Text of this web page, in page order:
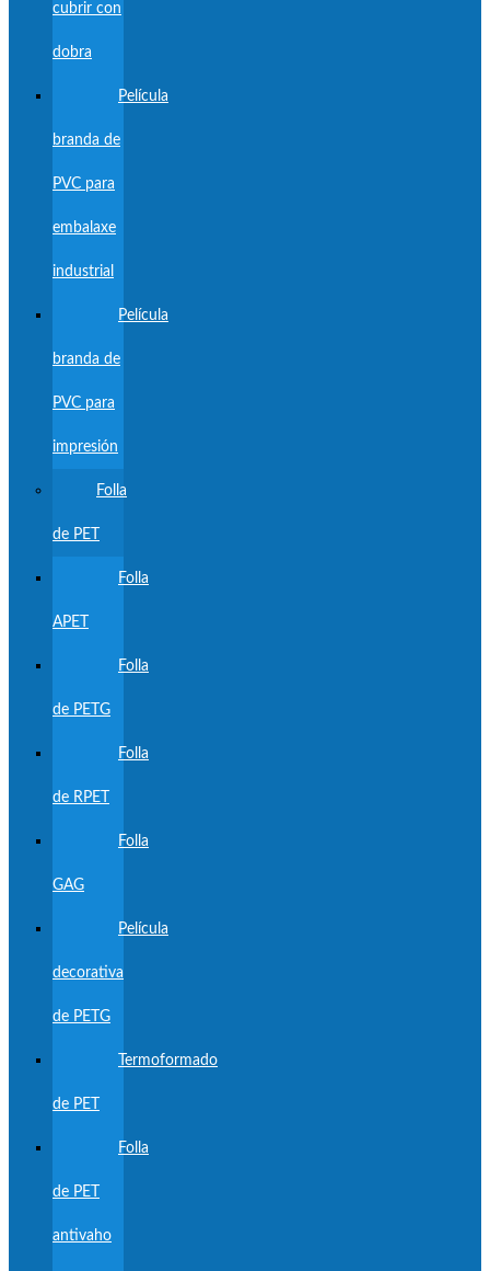
cubrir con
dobra
Película
branda de
PVC para
embalaxe
industrial
Película
branda de
PVC para
impresión
Folla
de PET
Folla
APET
Folla
de PETG
Folla
de RPET
Folla
GAG
Película
decorativa
de PETG
Termoformado
de PET
Folla
de PET
antivaho